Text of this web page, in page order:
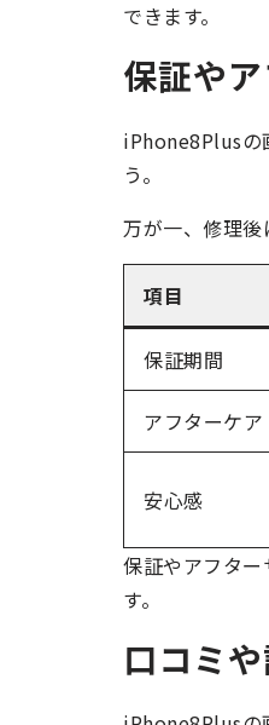
できます。
保証や
iPhone8Plusの
う。
万が一、修理後
項目
保証期間
アフターケア
安心感
保証やアフタ
す。
口コミ